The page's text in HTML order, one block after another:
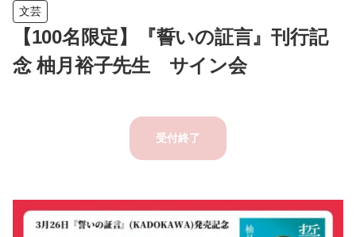
文芸
【100名限定】『誓いの証言』刊行記
念 柚月裕子先生 サイン会
受付終了